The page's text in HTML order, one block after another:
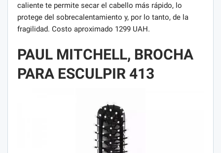
caliente te permite secar el cabello más rápido, lo
protege del sobrecalentamiento y, por lo tanto, de la
fragilidad. Costo aproximado 1299 UAH.
PAUL MITCHELL, BROCHA
PARA ESCULPIR 413